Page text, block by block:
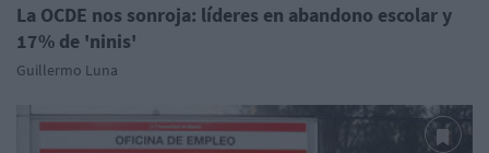
La OCDE nos sonroja: líderes en abandono escolar y
17% de 'ninis'
Guillermo Luna